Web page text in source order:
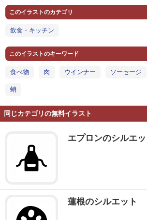
このイラストのカテゴリ
飲食・キッチン
このイラストのキーワード
食べ物 肉 ウインナー ソーセージ
蛸
同じカテゴリの無料イラスト
エプロンのシルエ
蓮根のシルエット